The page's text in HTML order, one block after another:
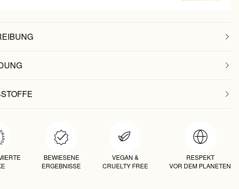
BEWIESENE
ERGEBNISSE
VEGAN &
CRUELTY FREE
RESPEKT
VOR DEM PLANETEN